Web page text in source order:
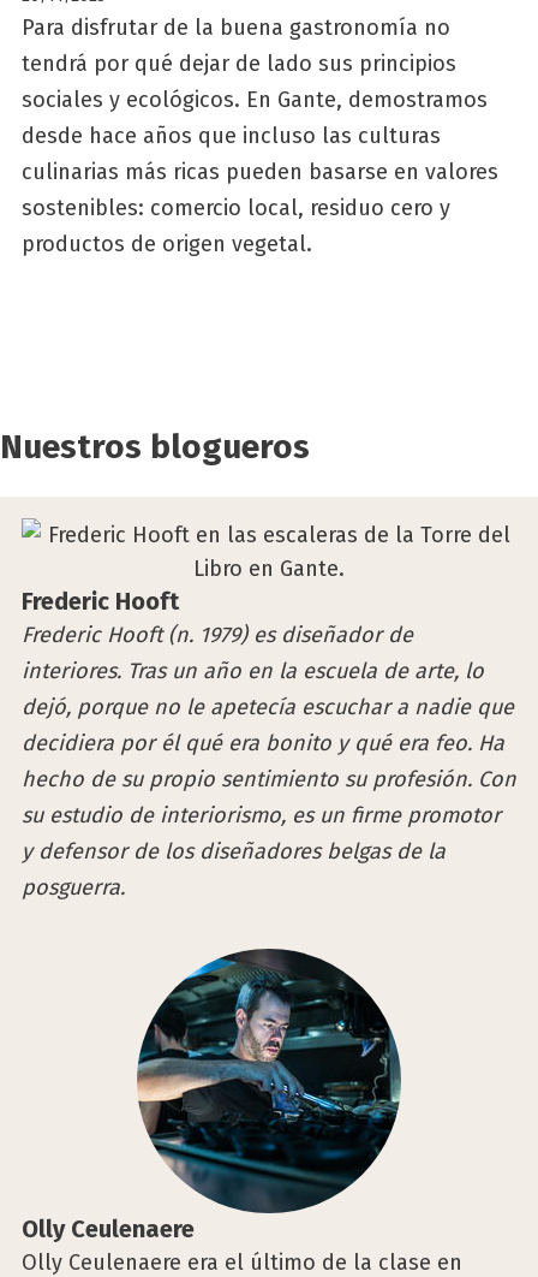
Para disfrutar de la buena gastronomía no
tendrá por qué dejar de lado sus principios
sociales y ecológicos. En Gante, demostramos
desde hace años que incluso las culturas
culinarias más ricas pueden basarse en valores
sostenibles: comercio local, residuo cero y
productos de origen vegetal.
Nuestros blogueros
Fre­de­ric Hooft
Frederic Hooft (n. 1979) es diseñador de
interiores. Tras un año en la escuela de arte, lo
dejó, porque no le apetecía escuchar a nadie que
decidiera por él qué era bonito y qué era feo. Ha
hecho de su propio sentimiento su profesión. Con
su estudio de interiorismo, es un firme promotor
y defensor de los diseñadores belgas de la
posguerra.
Olly Ceu­le­nae­re
Olly Ceulenaere era el último de la clase en